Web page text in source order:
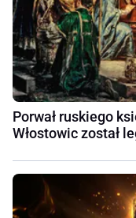
Porwał ruskiego
Włostowic został